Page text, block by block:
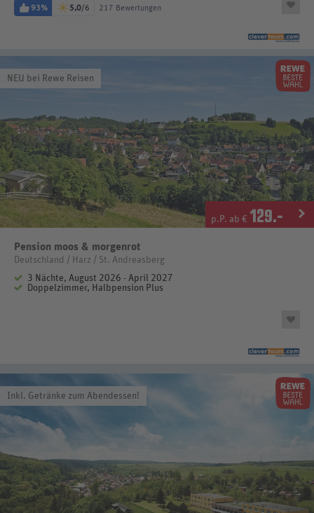
93% 5,0/6 217 Bewertungen
NEU bei Rewe Reisen
p.P. ab € 129.-
Pension moos & morgenrot
Deutschland / Harz / St. Andreasberg
3 Nächte, August 2026 - April 2027
Doppelzimmer, Halbpension Plus
Inkl. Getränke zum Abendessen!